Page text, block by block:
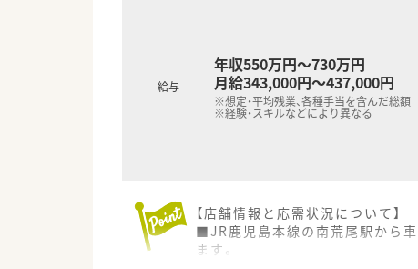
給与
年収550万円～730万円
月給343,000円～437,000円
※想定・平均残業、各種手当を含んだ総額
※経験・スキルなどにより異なる
【店舗情報と応需状況について】
■JR鹿児島本線の南荒尾駅から
ます。